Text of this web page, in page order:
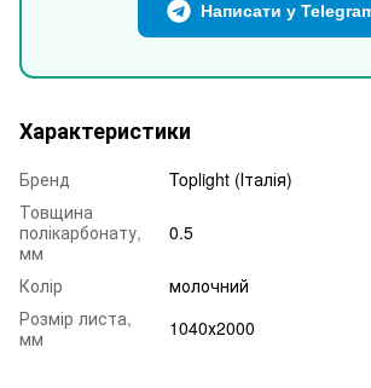
Написати у
Характеристики
Бренд
Toplight (Італія)
Товщина
полікарбонату,
мм
0.5
Колір
молочний
Розмір листа,
мм
1040х2000